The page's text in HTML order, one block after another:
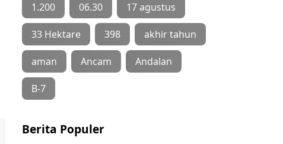
1.200 06.30 17 agustus
33 Hektare 398 akhir tahun
aman Ancam Andalan
B-7
Berita Populer